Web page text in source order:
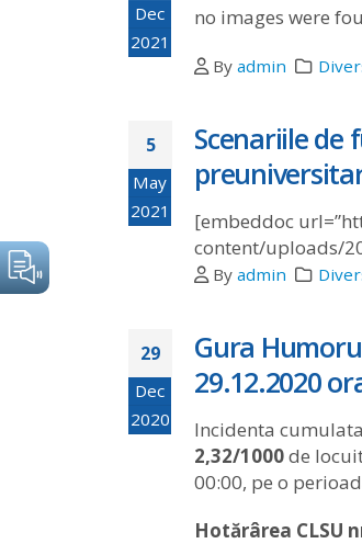
Dec
2021
no images were
By admin
5
May
2021
Scenariile
[embeddoc
content/uploads/
By admin
29
Dec
2020
Gura
29.12.2020
Incidenta
2,32/1000de
00:00, pe o
Hotărârea CLSU